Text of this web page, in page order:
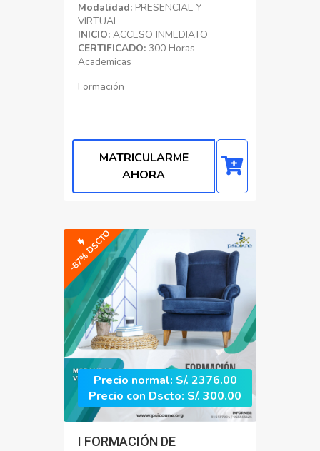
Modalidad: PRESENCIAL Y
VIRTUAL
INICIO: ACCESO INMEDIATO
CERTIFICADO: 300 Horas
Academicas
Formación
MATRICULARME
AHORA
-87% DSCTO
Precio normal: S/. 2376.00
Precio con Dscto: S/. 300.00
I FORMACIÓN DE